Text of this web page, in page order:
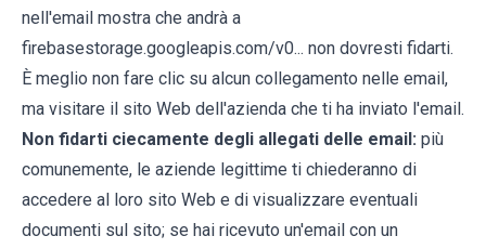
nell'email mostra che andrà a
firebasestorage.googleapis.com/v0... non dovresti fidarti.
È meglio non fare clic su alcun collegamento nelle email,
ma visitare il sito Web dell'azienda che ti ha inviato l'email.
Non fidarti ciecamente degli allegati delle email: più
comunemente, le aziende legittime ti chiederanno di
accedere al loro sito Web e di visualizzare eventuali
documenti sul sito; se hai ricevuto un'email con un